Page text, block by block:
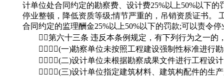
计单位处合同约定的勘察费、设计费25%以上50%以下
停业整顿，降低资质等级;情节严重的，吊销资质证书。
合同约定的监理酬金25%以上50%以下的罚款;可以责令
第六十三条 违反本条例规定，有下列行为之一的
(一)勘察单位未按照工程建设强制性标准进行勘
(二)设计单位未根据勘察成果文件进行工程设
(三)设计单位指定建筑材料、建筑构配件的生产